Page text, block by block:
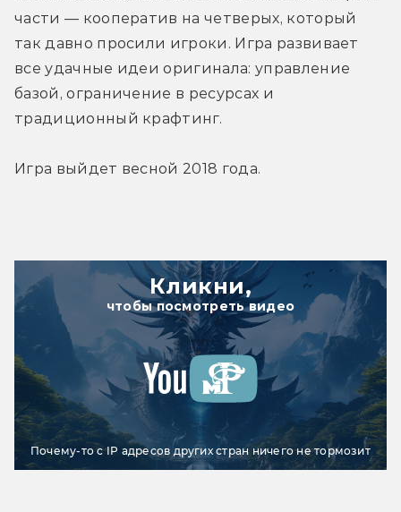
части — кооператив на четверых, который
так давно просили игроки. Игра развивает
все удачные идеи оригинала: управление
базой, ограничение в ресурсах и
традиционный крафтинг.
Игра выйдет весной 2018 года.
Кликни,
чтобы посмотреть видео
Почему-то с IP адресов других стран ничего не тормозит